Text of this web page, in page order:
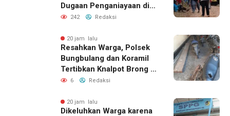
Dugaan Penganiayaan di
Dusun Balakka Padang
242 Redaksi
20 jam lalu
Resahkan Warga, Polsek
Bungbulang dan Koramil
Tertibkan Knalpot Brong di
Jalan Raya
6 Redaksi
20 jam lalu
Dikeluhkan Warga karena